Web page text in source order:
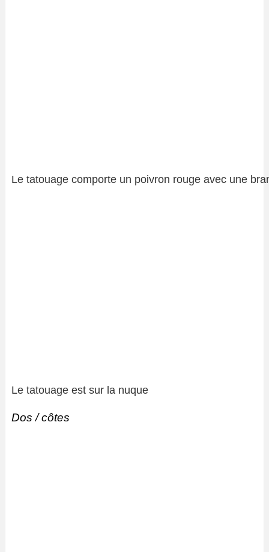
Le tatouage comporte un poivron rouge avec une
Le tatouage est sur la nuque
Dos / côtes